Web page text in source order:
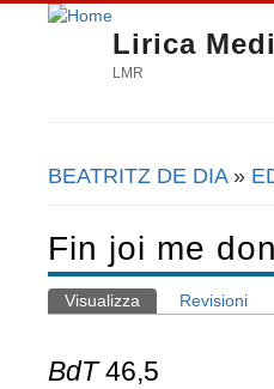
Lirica
LMR
Tu sei qui
BEATRITZ DE DIA»
Fin joi me
Schede primarie
Visualizza (scheda attiva)
Revisioni
BdT46,5